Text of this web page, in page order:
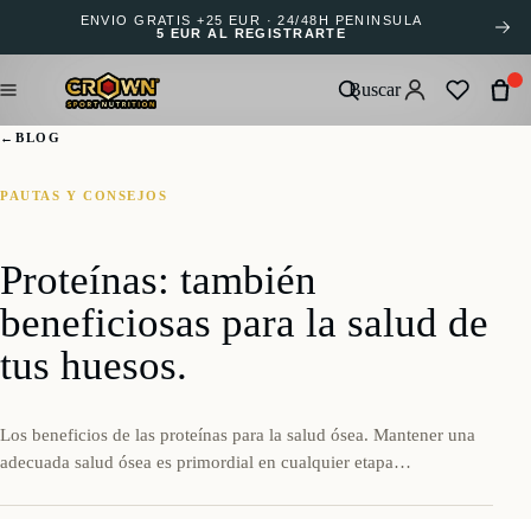
ENVÍO GRATIS +25 EUR · 24/48H PENÍNSULA
5 EUR AL REGISTRARTE
Buscar
← BLOG
PAUTAS Y CONSEJOS
Proteínas: también
beneficiosas para la salud de
tus huesos.
Los beneficios de las proteínas para la salud ósea. Mantener una
adecuada salud ósea es primordial en cualquier etapa…